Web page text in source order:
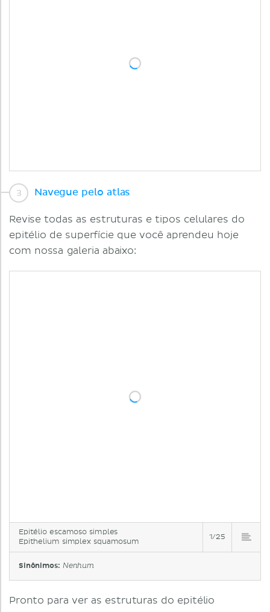
Navegue pelo atlas
Revise todas as estruturas e tipos celulares do
epitélio de superfície que você aprendeu hoje
com nossa galeria abaixo:
Epitélio escamoso simples
Epithelium simplex squamosum
1/25
Sinônimos: Nenhum
Pronto para ver as estruturas do epitélio